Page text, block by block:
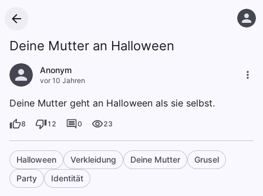
Deine Mutter an Halloween
Anonym
vor 10 Jahren
Deine Mutter geht an Halloween als sie selbst.
8 12 0 23
Halloween Verkleidung Deine Mutter
Grusel
Party
Identität